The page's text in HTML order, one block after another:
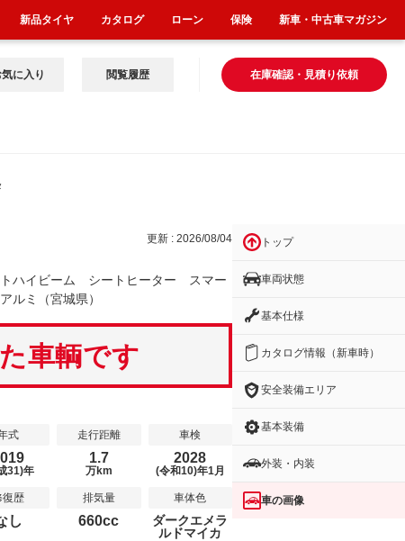
在庫確認・見積り依頼
気に入り 閲覧履歴
更新 : 2026/08/04
ハイビーム シートヒーター スマー
ミ（宮城県）
車輌です
式
31)年
走行距離
1.7
万km
車検
2028
(令和10)年1月
復歴
し
排気量
660cc
車体色
ダークエメラ
ルドマイカ
トップ
車両状態
基本仕様
カタログ情報（新車時）
安全装備エリア
基本装備
外装・内装
車の画像
新品タイヤ カタログ ローン 保険 新車・中古車マガジン